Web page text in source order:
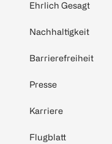
Ehrlich Gesagt
Nachhaltigkeit
Barrierefreiheit
Presse
Karriere
Flugblatt